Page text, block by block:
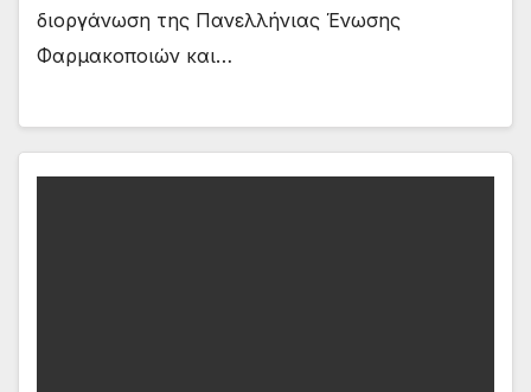
διοργάνωση της Πανελλήνιας Ένωσης
Φαρμακοποιών και…